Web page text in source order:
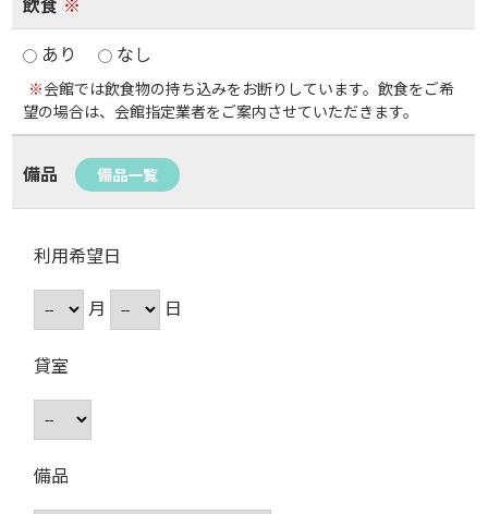
あり
なし
※会館では飲食物の持ち込みをお断りしています。飲食をご希
望の場合は、会館指定業者をご案内させていただきます。
備品 備品一覧
利用希望日
月
日
貸室
備品